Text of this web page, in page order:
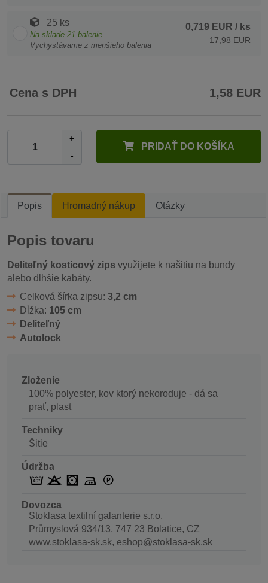
25 ks
Na sklade 21 balenie
Vychystávame z menšieho balenia
0,719 EUR / ks
17,98 EUR
Cena s DPH 1,58 EUR
+
-
PRIDAŤ DO KOŠÍKA
Popis Hromadný nákup Otázky
Popis tovaru
Deliteľný kosticový zips využijete k našitiu na bundy
alebo dlhšie kabáty.
Celková šírka zipsu: 3,2 cm
Dĺžka: 105 cm
Deliteľný
Autolock
Zloženie
100% polyester, kov ktorý nekoroduje - dá sa
prať, plast
Techniky
Šitie
Údržba
Dovozca
Stoklasa textilní galanterie s.r.o.
Průmyslová 934/13, 747 23 Bolatice, CZ
www.stoklasa-sk.sk, eshop@stoklasa-sk.sk